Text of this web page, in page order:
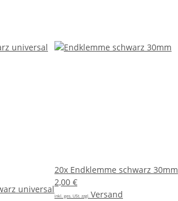
universal
20x Endklemme schwarz 30mm
2,00 €
inkl. ges. USt. zzgl. Versand